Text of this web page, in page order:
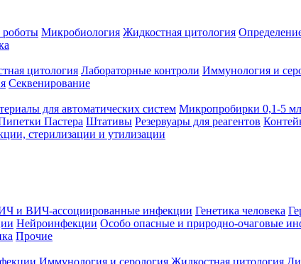
роботы Микробиология Жидкостная цитология
цитология Лабораторные контроли Иммунология и
Секвенирование
для автоматических систем Микропробирки 0,1-5 мл
Пастера Штативы Резервуары для реагентов
стерилизации и утилизации
и ВИЧ-ассоциированные инфекции Генетика человека
Нейроинфекции Особо опасные и природно-очаговые
Прочие
Иммунология и серология Жидкостная цитология